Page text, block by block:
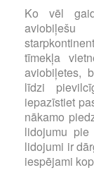
Ko vēl
tīmekļa
aviobiļetes,
līdzi
iepazīstiet
nākamo
lidojumu
lidojumi ir
iespējami